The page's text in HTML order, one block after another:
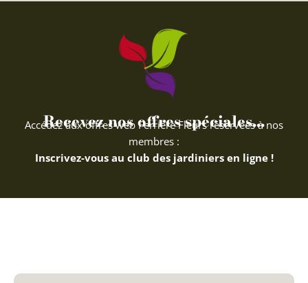
Recevez nos offres spéciales...
Accédez aux offres web Ferriere Fleurs réservées à nos
membres :
Inscrivez-vous au club des jardiniers en ligne !